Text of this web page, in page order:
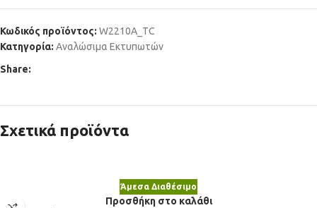
Κωδικός προϊόντος: W2210A_TC
Κατηγορία: Αναλώσιμα Εκτυπωτών
Share:
Σχετικά προϊόντα
Άμεσα Διαθέσιμο
Προσθήκη στο καλάθι